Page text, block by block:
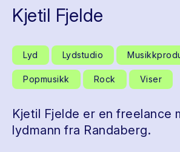
Kjetil Fjelde
Lyd Lydstudio
Popmusikk Rock Viser
Kjetil Fjelde er en freelance
lydmann fra Randaberg.